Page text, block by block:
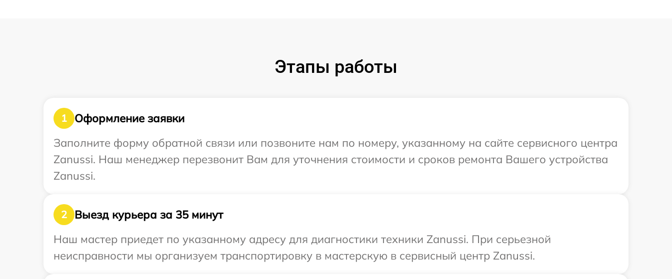
Этапы работы
1
Оформление заявки
Заполните форму обратной связи или позвоните нам по номеру, указанному на сайте сервисного центра
Zanussi. Наш менеджер перезвонит Вам для уточнения стоимости и сроков ремонта Вашего устройства
Zanussi.
2
Выезд курьера за 35 минут
Наш мастер приедет по указанному адресу для диагностики техники Zanussi. При серьезной
неисправности мы организуем транспортировку в мастерскую в сервисный центр Zanussi.